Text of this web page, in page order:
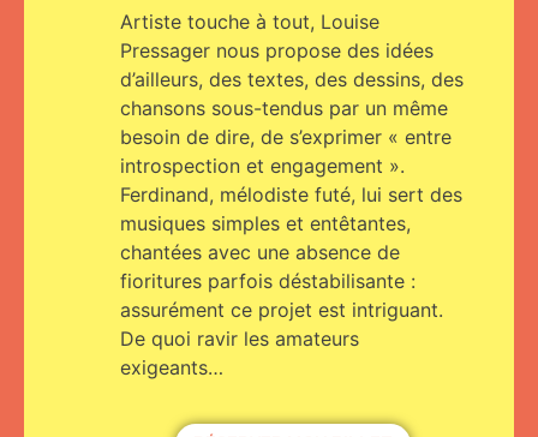
Artiste touche à tout, Louise
Pressager nous propose des idées
d’ailleurs, des textes, des dessins, des
chansons sous-tendus par un même
besoin de dire, de s’exprimer « entre
introspection et engagement ».
Ferdinand, mélodiste futé, lui sert des
musiques simples et entêtantes,
chantées avec une absence de
fioritures parfois déstabilisante :
assurément ce projet est intriguant.
De quoi ravir les amateurs
exigeants…